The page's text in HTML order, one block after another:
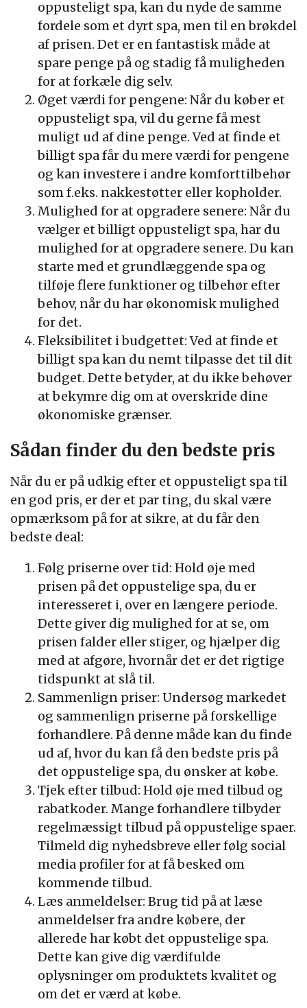
oppusteligt spa, kan du nyde de samme
fordele som et dyrt spa, men til en brøkdel
af prisen. Det er en fantastisk måde at
spare penge på og stadig få muligheden
for at forkæle dig selv.
Øget værdi for pengene: Når du køber et
oppusteligt spa, vil du gerne få mest
muligt ud af dine penge. Ved at finde et
billigt spa får du mere værdi for pengene
og kan investere i andre komforttilbehør
som f.eks. nakkestøtter eller kopholder.
Mulighed for at opgradere senere: Når du
vælger et billigt oppusteligt spa, har du
mulighed for at opgradere senere. Du kan
starte med et grundlæggende spa og
tilføje flere funktioner og tilbehør efter
behov, når du har økonomisk mulighed
for det.
Fleksibilitet i budgettet: Ved at finde et
billigt spa kan du nemt tilpasse det til dit
budget. Dette betyder, at du ikke behøver
at bekymre dig om at overskride dine
økonomiske grænser.
Sådan finder du den bedste pris
Når du er på udkig efter et oppusteligt spa til
en god pris, er der et par ting, du skal være
opmærksom på for at sikre, at du får den
bedste deal:
Følg priserne over tid: Hold øje med
prisen på det oppustelige spa, du er
interesseret i, over en længere periode.
Dette giver dig mulighed for at se, om
prisen falder eller stiger, og hjælper dig
med at afgøre, hvornår det er det rigtige
tidspunkt at slå til.
Sammenlign priser: Undersøg markedet
og sammenlign priserne på forskellige
forhandlere. På denne måde kan du finde
ud af, hvor du kan få den bedste pris på
det oppustelige spa, du ønsker at købe.
Tjek efter tilbud: Hold øje med tilbud og
rabatkoder. Mange forhandlere tilbyder
regelmæssigt tilbud på oppustelige spaer.
Tilmeld dig nyhedsbreve eller følg social
media profiler for at få besked om
kommende tilbud.
Læs anmeldelser: Brug tid på at læse
anmeldelser fra andre købere, der
allerede har købt det oppustelige spa.
Dette kan give dig værdifulde
oplysninger om produktets kvalitet og
om det er værd at købe.